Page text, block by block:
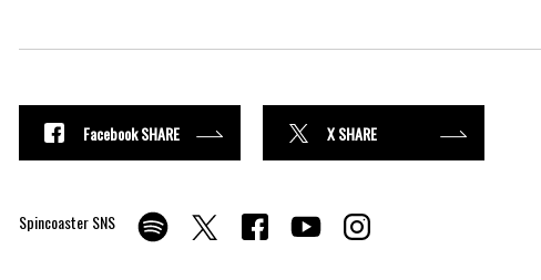
Facebook SHARE X SHARE
Spincoaster SNS